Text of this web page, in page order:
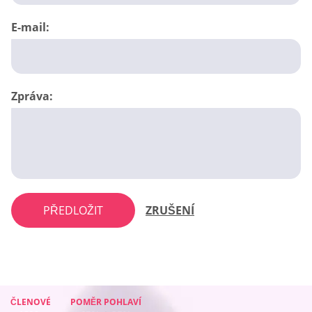
E-mail:
Zpráva:
PŘEDLOŽIT ZRUŠENÍ
ČLENOVÉ POMĚR POHLAVÍ
ČLENOVÉ POMĚR POHLAVÍ
ČLENOVÉ POMĚR POHLAVÍ
ČLENOVÉ POMĚR POHLAVÍ